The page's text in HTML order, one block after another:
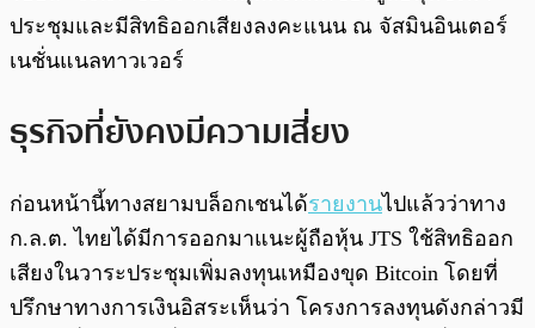
ประชุมและมีสิทธิออกเสียงลงคะแนน ณ จัสมินอินเตอร์
เนชั่นแนลทาวเวอร์
ธุรกิจที่ยังคงมีความเสี่ยง
ก่อนหน้านี้ทางสยามบล็อกเชนได้รายงานไปแล้วว่าทาง
ก.ล.ต. ไทยได้มีการออกมาแนะผู้ถือหุ้น JTS ใช้สิทธิออก
เสียงในวาระประชุมเพิ่มลงทุนเหมืองขุด Bitcoin โดยที่
ปรึกษาทางการเงินอิสระเห็นว่า โครงการลงทุนดังกล่าวมี